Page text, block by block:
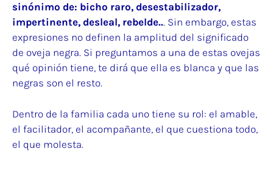
sinónimo de: bicho raro, desestabilizador,
impertinente, desleal, rebelde... Sin embargo, estas
expresiones no definen la amplitud del significado
de oveja negra. Si preguntamos a una de estas ovejas
qué opinión tiene, te dirá que ella es blanca y que las
negras son el resto.
Dentro de la familia cada uno tiene su rol: el amable,
el facilitador, el acompañante, el que cuestiona todo,
el que molesta.